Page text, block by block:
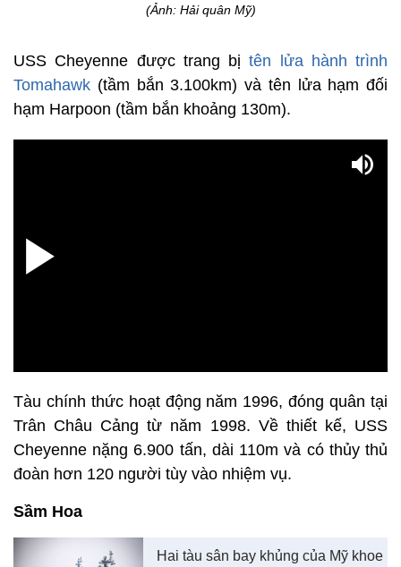
(Ảnh: Hải quân Mỹ)
USS Cheyenne được trang bịtên lửa hành trình
Tomahawk (tầm bắn 3.100km) và tên lửa hạm đối
hạm Harpoon (tầm bắn khoảng 130m).
Tàu chính thức hoạt động năm 1996, đóng quân tại
Trân Châu Cảng từ năm 1998. Về thiết kế, USS
Cheyenne nặng 6.900 tấn, dài 110m và có thủy thủ
đoàn hơn 120 người tùy vào nhiệm vụ.
Sầm Hoa
Hai tàu sân bay khủng của Mỹ khoe